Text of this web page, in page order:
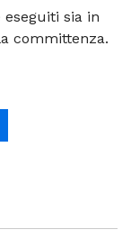
sia in
committenza.